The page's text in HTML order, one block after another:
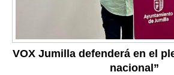
VOX Jumilla defenderá en el
nacional”